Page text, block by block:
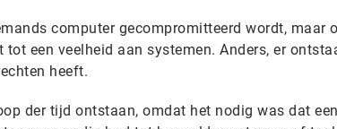
computer gecompromitteerd wordt, maar
een veelheid aan systemen. Anders, er
heeft.
der tijd ontstaan, omdat het nodig was dat